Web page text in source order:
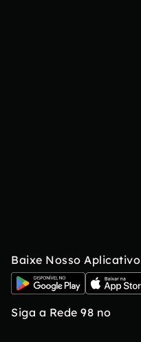
Baixe Nosso Aplicativo
Siga a Rede 98 no